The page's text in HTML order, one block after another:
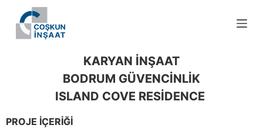
o
KARYAN İNŞAAT
BODRUM GÜVENCİNLİK
ISLAND COVE RESİDENCE
PROJE İÇERİĞİ